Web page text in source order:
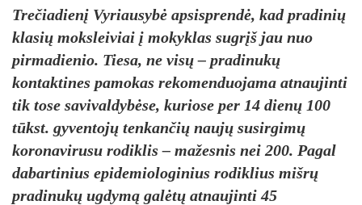
Trečiadienį Vyriausybė apsisprendė, kad pradinių
klasių moksleiviai į mokyklas sugrįš jau nuo
pirmadienio. Tiesa, ne visų – pradinukų
kontaktines pamokas rekomenduojama atnaujinti
tik tose savivaldybėse, kuriose per 14 dienų 100
tūkst. gyventojų tenkančių naujų susirgimų
koronavirusu rodiklis – mažesnis nei 200. Pagal
dabartinius epidemiologinius rodiklius mišrų
pradinukų ugdymą galėtų atnaujinti 45